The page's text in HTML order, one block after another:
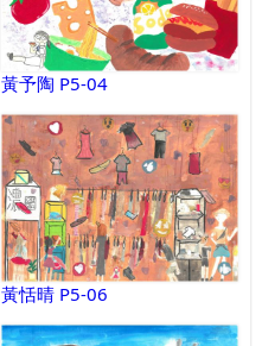
黃予陶 P5-04
黃恬晴 P5-06